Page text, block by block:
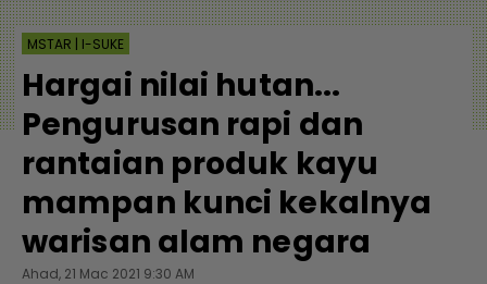
MSTAR | I-SUKE
Hargai nilai hutan...
Pengurusan rapi dan
rantaian produk kayu
mampan kunci kekalnya
warisan alam negara
Ahad, 21 Mac 2021 9:30 AM